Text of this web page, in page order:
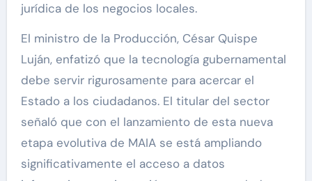
jurídica de los negocios locales.
El ministro de la Producción, César Quispe
Luján, enfatizó que la tecnología gubernamental
debe servir rigurosamente para acercar el
Estado a los ciudadanos. El titular del sector
señaló que con el lanzamiento de esta nueva
etapa evolutiva de MAIA se está ampliando
significativamente el acceso a datos